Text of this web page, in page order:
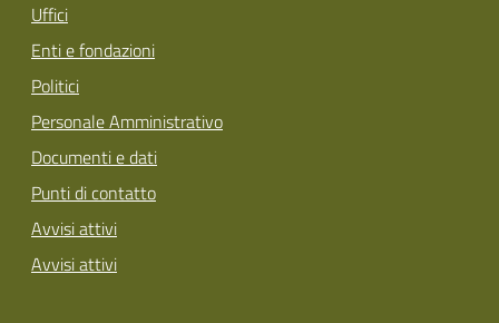
Uffici
Enti e fondazioni
Politici
Personale Amministrativo
Documenti e dati
Punti di contatto
Avvisi attivi
Avvisi attivi